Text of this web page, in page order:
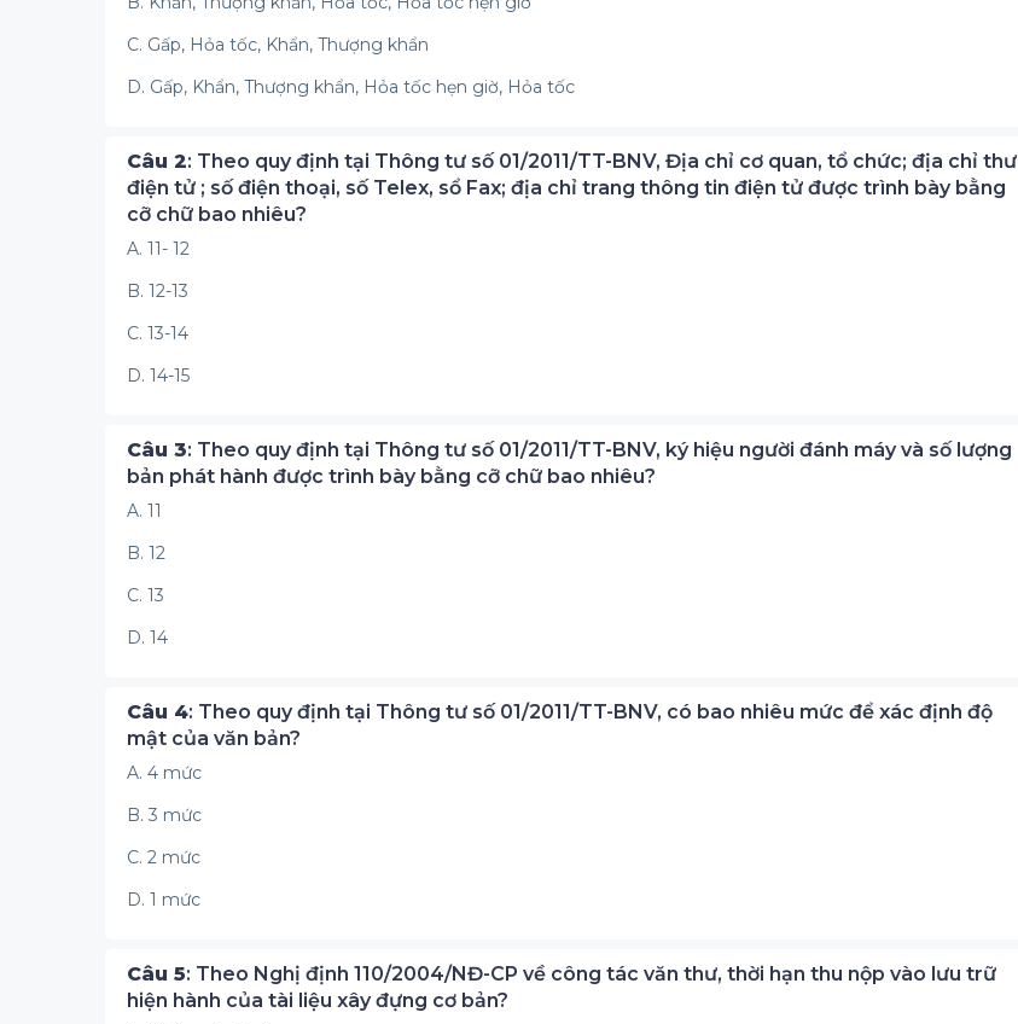
C. Gấp, Hỏa tốc, Khẩn, Thượng khẩn
D. Gấp, Khẩn, Thượng khẩn, Hỏa tốc hẹn giờ, Hỏa tốc
Câu 2: Theo quy định tại Thông tư số 01/2011/TT-BNV, Địa chỉ cơ quan, tổ chức; địa chỉ thư
điện tử ; số điện thoại, số Telex, sổ Fax; địa chỉ trang thông tin điện tử được trình bày bằng
cỡ chữ bao nhiêu?
A. 11- 12
B. 12-13
C. 13-14
D. 14-15
Câu 3: Theo quy định tại Thông tư số 01/2011/TT-BNV, ký hiệu người đánh máy và số lượng
bản phát hành được trình bày bằng cỡ chữ bao nhiêu?
A. 11
B. 12
C. 13
D. 14
Câu 4: Theo quy định tại Thông tư số 01/2011/TT-BNV, có bao nhiêu mức để xác định độ
mật của văn bản?
A. 4 mức
B. 3 mức
C. 2 mức
D. 1 mức
Câu 5: Theo Nghị định 110/2004/NĐ-CP về công tác văn thư, thời hạn thu nộp vào lưu trữ
hiện hành của tài liệu xây đựng cơ bản?